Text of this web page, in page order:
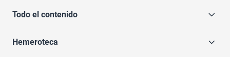
Todo el contenido
Hemeroteca